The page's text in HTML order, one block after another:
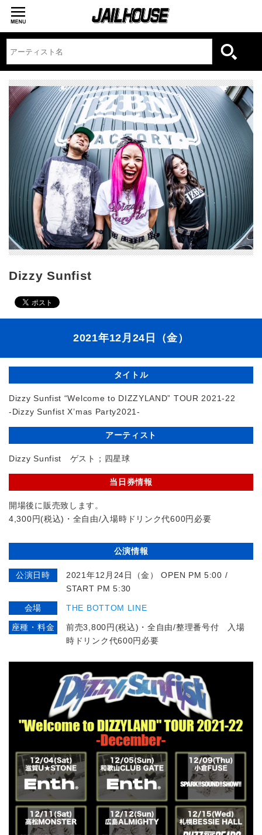
Dizzy Sunfist
2021年12月24日（金）
タイトル
Dizzy Sunfist “Welcome to DIZZYLAND” TOUR 2021-22
-Dizzy Sunfist X’mas Party2021-
アーティスト
Dizzy Sunfist ゲスト；四星球
当日券情報
開場後に販売致します。
4,300円(税込)・全自由/入場時ドリンク代600円必要
公演情報
公演日時
2021年12月24日（金） OPEN PM 5:00 /
START PM 5:30
会場 THE BOTTOM LINE
座種・料金
前売3,800円(税込)・全自由/整理番号付 入場
時ドリンク代600円必要